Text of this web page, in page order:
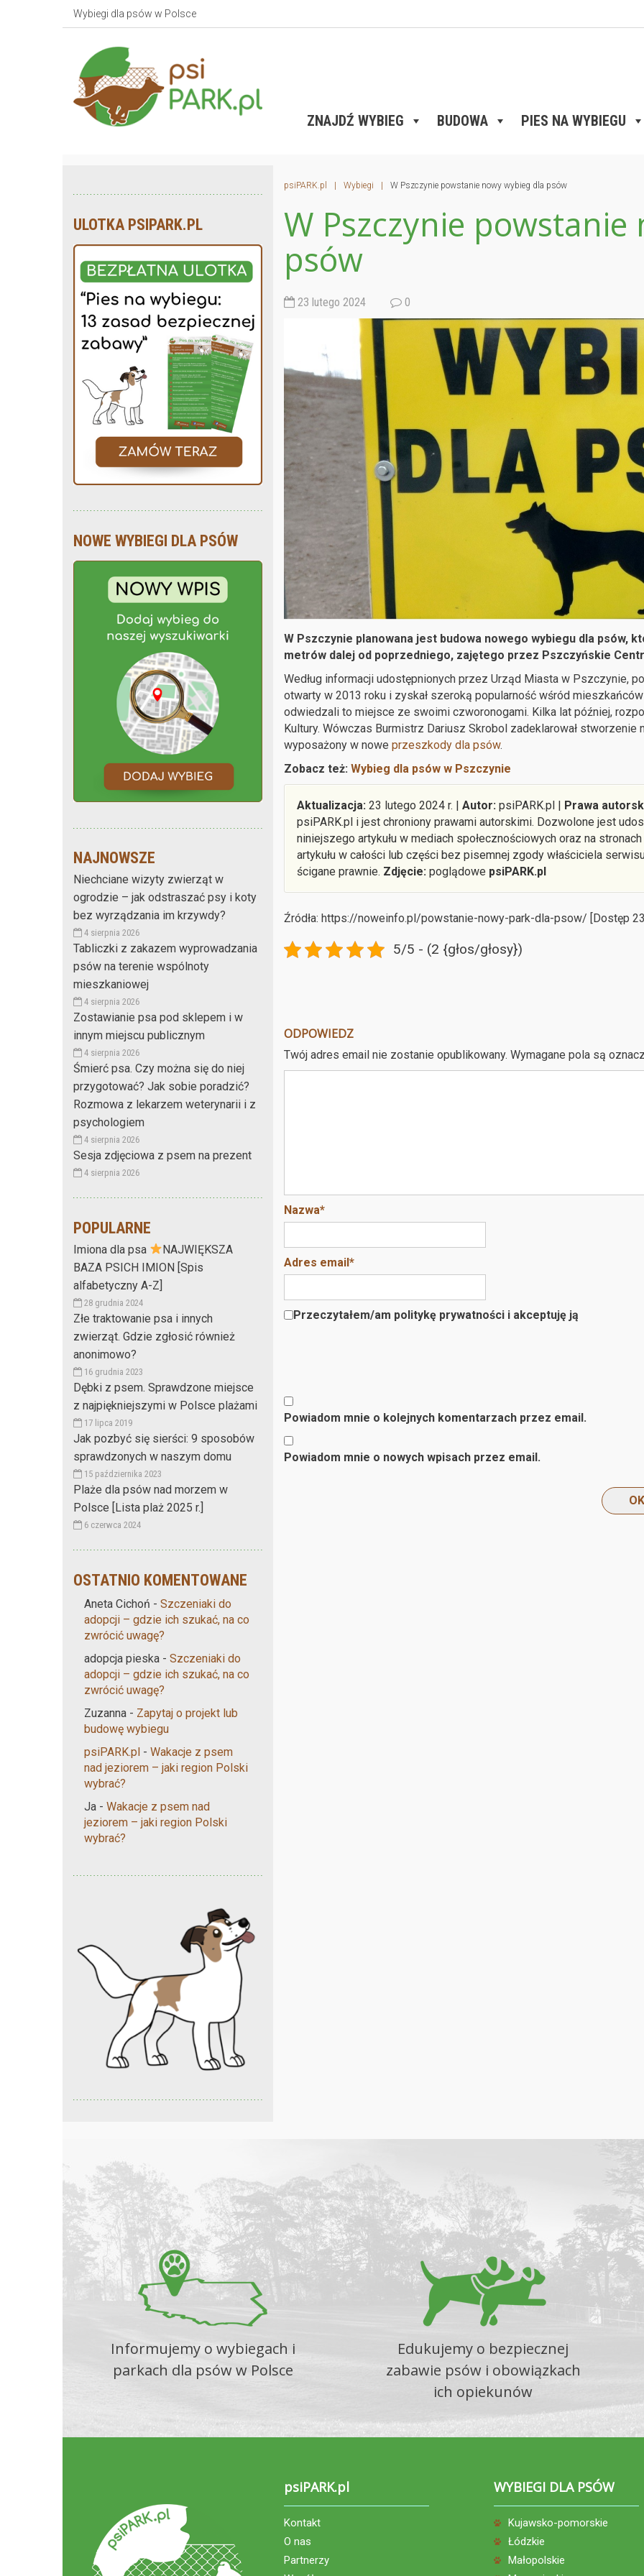
Wybiegi dla psów w Polsce
ZNAJDŹ WYBIEG BUDOWA PIES NA WYBIEGU
ULOTKA PSIPARK.PL
NOWE WYBIEGI DLA PSÓW
NAJNOWSZE
Niechciane wizyty zwierząt w
ogrodzie – jak odstraszać psy i koty
bez wyrządzania im krzywdy?
4 sierpnia 2026
Tabliczki z zakazem wyprowadzania
psów na terenie wspólnoty
mieszkaniowej
4 sierpnia 2026
Zostawianie psa pod sklepem i w
innym miejscu publicznym
4 sierpnia 2026
Śmierć psa. Czy można się do niej
przygotować? Jak sobie poradzić?
Rozmowa z lekarzem weterynarii i z
psychologiem
4 sierpnia 2026
Sesja zdjęciowa z psem na prezent
4 sierpnia 2026
POPULARNE
Imiona dla psa
NAJWIĘKSZA
BAZA PSICH IMION [Spis
alfabetyczny A-Z]
28 grudnia 2024
Złe traktowanie psa i innych
zwierząt. Gdzie zgłosić również
anonimowo?
16 grudnia 2023
Dębki z psem. Sprawdzone miejsce
z najpiękniejszymi w Polsce plażami
17 lipca 2019
Jak pozbyć się sierści: 9 sposobów
sprawdzonych w naszym domu
15 października 2023
Plaże dla psów nad morzem w
Polsce [Lista plaż 2025 r.]
6 czerwca 2024
OSTATNIO KOMENTOWANE
Aneta Cichoń - Szczeniaki do
adopcji – gdzie ich szukać, na co
zwrócić uwagę?
adopcja pieska - Szczeniaki do
adopcji – gdzie ich szukać, na co
zwrócić uwagę?
Zuzanna - Zapytaj o projekt lub
budowę wybiegu
psiPARK.pl - Wakacje z psem
nad jeziorem – jaki region Polski
wybrać?
Ja - Wakacje z psem nad
jeziorem – jaki region Polski
wybrać?
psiPARK.pl Wybiegi W Pszczynie powstanie nowy wybieg dla psów
W Pszczynie
psów
23 lutego 2024 0
W Pszczynie planowana jest budowa nowego wybiegu dla psów,
metrów dalej od poprzedniego, zajętego przez Pszczyńskie
Według informacji udostępnionych przez Urząd Miasta w Pszczynie,
otwarty w 2013 roku i zyskał szeroką popularność wśród
odwiedzali to miejsce ze swoimi czworonogami. Kilka lat później,
Kultury. Wówczas Burmistrz Dariusz Skrobol zadeklarował
wyposażony w nowe przeszkody dla psów.
Zobacz też: Wybieg dla psów w Pszczynie
Aktualizacja: 23 lutego 2024 r. | Autor: psiPARK.pl | Prawa
psiPARK.pl i jest chroniony prawami autorskimi. Dozwolone jest
niniejszego artykułu w mediach społecznościowych oraz na
artykułu w całości lub części bez pisemnej zgody właściciela
ścigane prawnie. Zdjęcie: poglądowe psiPARK.pl
Źródła: https://noweinfo.pl/powstanie-nowy-park-dla-psow/ [Dostęp
5/5 - (2 {głos/głosy})
ODPOWIEDZ
Twój adres email nie zostanie opublikowany. Wymagane pola są
Nazwa*
Adres email*
Przeczytałem/am politykę prywatności i akceptuję ją
Powiadom mnie o kolejnych komentarzach przez email.
Powiadom mnie o nowych wpisach przez email.
Informujemy o wybiegach i
parkach dla psów w Polsce
Edukujemy o bezpiecznej
zabawie psów i obowiązkach
ich opiekunów
psiPARK.pl
Kontakt
O nas
Partnerzy
WYBIEGI DLA PSÓW
Kujawsko-pomorskie
Łódzkie
Małopolskie